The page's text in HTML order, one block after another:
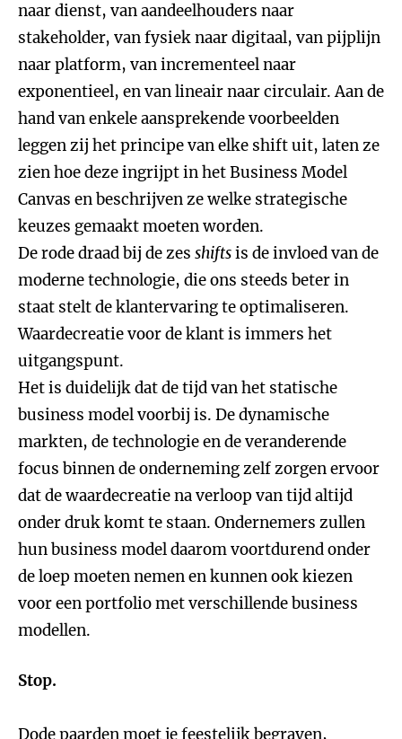
naar dienst, van aandeelhouders naar
stakeholder, van fysiek naar digitaal, van pijplijn
naar platform, van incrementeel naar
exponentieel, en van lineair naar circulair. Aan de
hand van enkele aansprekende voorbeelden
leggen zij het principe van elke shift uit, laten ze
zien hoe deze ingrijpt in het Business Model
Canvas en beschrijven ze welke strategische
keuzes gemaakt moeten worden.
De rode draad bij de zes shiftsis de invloed van de
moderne technologie, die ons steeds beter in
staat stelt de klantervaring te optimaliseren.
Waardecreatie voor de klant is immers het
uitgangspunt.
Het is duidelijk dat de tijd van het statische
business model voorbij is. De dynamische
markten, de technologie en de veranderende
focus binnen de onderneming zelf zorgen ervoor
dat de waardecreatie na verloop van tijd altijd
onder druk komt te staan. Ondernemers zullen
hun business model daarom voortdurend onder
de loep moeten nemen en kunnen ook kiezen
voor een portfolio met verschillende business
modellen.
Stop.
Dode paarden moet je feestelijk begraven,